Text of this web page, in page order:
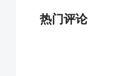
热门评论